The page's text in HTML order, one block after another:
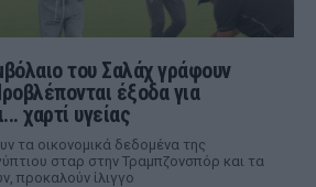
του Σαλάχ γράφουν
έξοδα για
χαρτί υγείας
τα οικονομικά δεδομένα της
σταρ στην Τραμπζονσπόρ και τα
προκαλούν ίλιγγο